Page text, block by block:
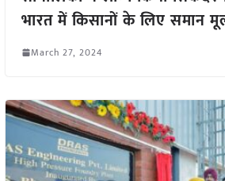
भारत में किसानों के लिए समान
March 27, 2024